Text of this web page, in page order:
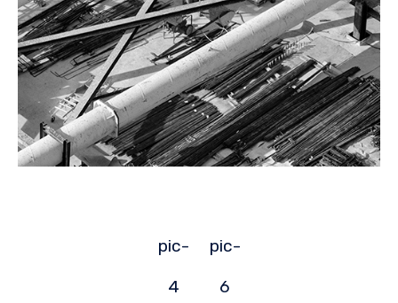
pic-
4
pic-
6